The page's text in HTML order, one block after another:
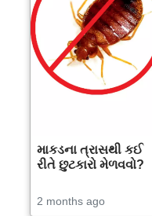
માકડના ત્રાસથી કઈ
રીતે છુટકારો મેળવવો?
2 months ago